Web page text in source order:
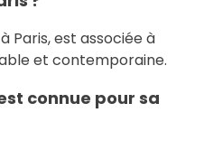
Paris, est associée à
et contemporaine.
connue pour sa